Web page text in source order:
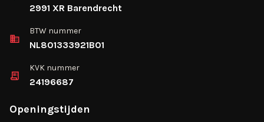
2991 XR Barendrecht
BTW nummer
NL801333921B01
KVK nummer
24196687
Openingstijden